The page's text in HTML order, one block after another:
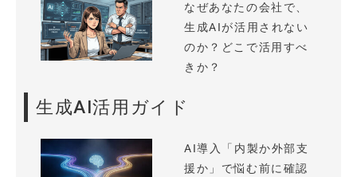
なぜあなたの会社で、
生成AIが活用されない
のか？どこで活用すべ
きか？
生成AI活用ガイド
AI導入「内製か外部支
援か」で悩む前に確認